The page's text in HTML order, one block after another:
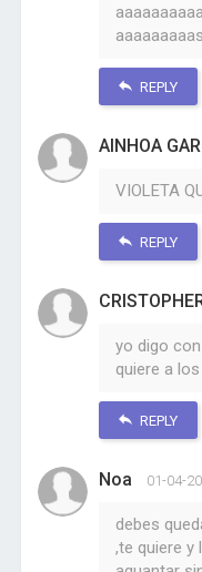
aaaaaaaaas
REPLY
AINHOA
VIOLETA
REPLY
yo digo
quiere a
REPLY
Noa 01-04-
debes
,te quiere y